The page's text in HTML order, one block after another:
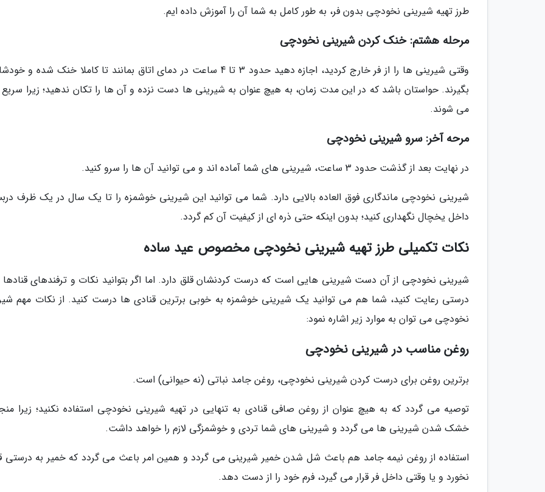
طرز تهیه شیرینی نخودچی بدون فر، به طور کامل به شما آن را آموزش داده ایم.
مرحله هشتم: خنک کردن شیرینی نخودچی
وقتی شیرینی ها را از فر خارج کردید، اجازه دهید حدود 3 تا 4 ساعت در دمای اتاق بمانند تا کاملا خنک شده و
بگیرند. حواستان باشد که در این مدت زمان، به هیچ عنوان به شیرینی ها دست نزده و آن ها را تکان ندهید؛ زیرا سریع
می شوند.
مرحه آخر: سرو شیرینی نخودچی
در نهایت بعد از گذشت حدود 3 ساعت، شیرینی های شما آماده اند و می توانید آن ها را سرو کنید.
شیرینی نخودچی ماندگاری فوق العاده بالایی دارد. شما می توانید این شیرینی خوشمزه را تا یک سال در یک ظرف
داخل یخچال نگهداری کنید؛ بدون اینکه حتی ذره ای از کیفیت آن کم گردد.
نکات تکمیلی طرز تهیه شیرینی نخودچی مخصوص عید ساده
شیرینی نخودچی از آن دست شیرینی هایی است که درست کردنشان قلق دارد. اما اگر بتوانید نکات و ترفندهای قنادها
درستی رعایت کنید، شما هم می توانید یک شیرینی خوشمزه به خوبی برترین قنادی ها درست کنید. از نکات مهم
نخودچی می توان به موارد زیر اشاره نمود:
روغن مناسب در شیرینی نخودچی
برترین روغن برای درست کردن شیرینی نخودچی، روغن جامد نباتی (نه حیوانی) است.
توصیه می گردد که به هیچ عنوان از روغن صافی قنادی به تنهایی در تهیه شیرینی نخودچی استفاده نکنید؛ زیرا
خشک شدن شیرینی ها می گردد و شیرینی های شما تردی و خوشمزگی لازم را خواهد داشت.
استفاده از روغن نیمه جامد هم باعث شل شدن خمیر شیرینی می گردد و همین امر باعث می گردد که خمیر به درستی
نخورد و یا وقتی داخل فر قرار می گیرد، فرم خود را از دست دهد.